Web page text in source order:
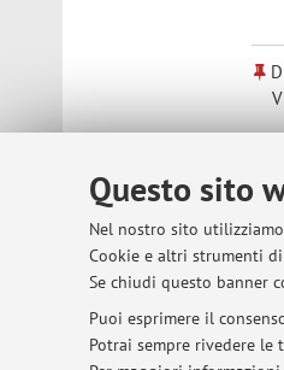
Questo sito
Nel nostro sito
Cookie e altri strumenti
Se chiudi questo banner
Puoi esprimere il
Potrai sempre rivedere